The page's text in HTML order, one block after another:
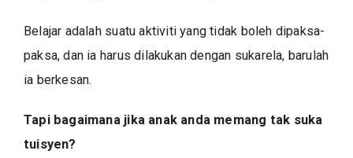
Belajar adalah suatu aktiviti yang tidak boleh dipaksa-
paksa, dan ia harus dilakukan dengan sukarela, barulah
ia berkesan.
Tapi bagaimana jika anak anda memang tak suka
tuisyen?